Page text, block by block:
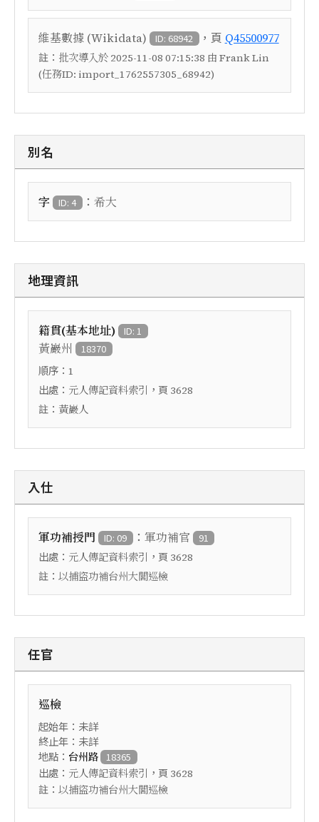
維基數據 (Wikidata) ID: 68942 ，頁 Q45500977
註： 批次導入於 2025-11-08 07:15:38 由 Frank Lin
(任務ID: import_1762557305_68942)
別名
字 ID: 4 ： 希大
地理資訊
籍貫(基本地址) ID: 1
黃巖州 18370
順序： 1
出處： 元人傳記資料索引 ，頁 3628
註： 黃巖人
入仕
軍功補授門 ID: 09 ： 軍功補官 91
出處： 元人傳記資料索引 ，頁 3628
註： 以捕盜功補台州大閭巡檢
任官
巡檢
起始年：未詳
終止年：未詳
地點： 台州路 18365
出處： 元人傳記資料索引 ，頁 3628
註： 以捕盜功補台州大閭巡檢